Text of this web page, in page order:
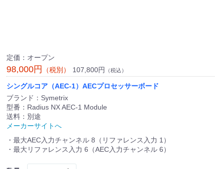
定価：オープン
98,000円 （税別） 107,800円 （税込）
シングルコア（AEC-1）AECプロセッサーボード
ブランド：Symetrix
型番：Radius NX AEC-1 Module
送料：別途
メーカーサイトへ
・最大AEC入力チャンネル 8（リファレンス入力 1）
・最大リファレンス入力 6（AEC入力チャンネル 6）